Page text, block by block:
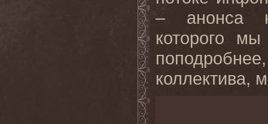
– анонса
которого
коллектива,